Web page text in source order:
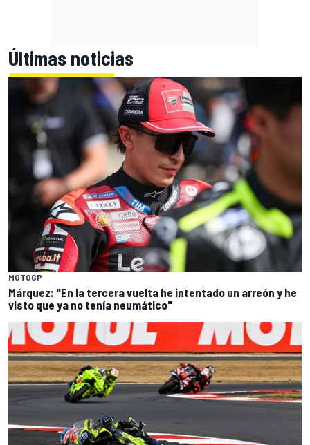
Últimas noticias
MOTOGP
Márquez: "En la tercera vuelta he intentado un arreón y he
visto que ya no tenía neumático"